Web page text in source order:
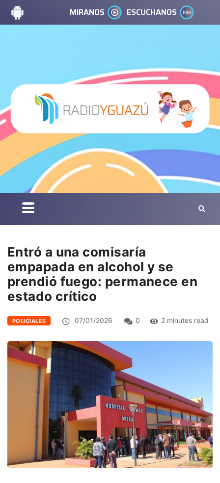
MIRANOS ESCUCHANOS
Entró a una comisaría
empapada en alcohol y se
prendió fuego: permanece en
estado crítico
POLICIALES 07/01/2026 0 2 minutes read